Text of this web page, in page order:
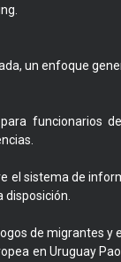
un enfoque
funcionarios
el sistema de
disposición.
de migrantes y
en Uruguay